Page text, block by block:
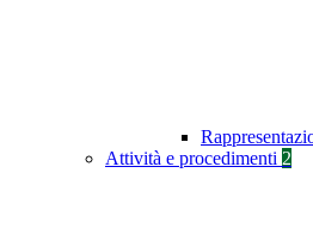
Attività e procedimenti 2